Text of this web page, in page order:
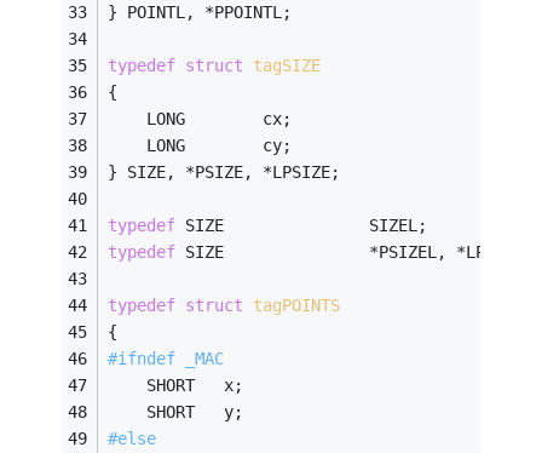
} POINTL, *PPOINTL;
typedef struct
tagSIZE
{
    LONG        cx;
    LONG        cy;
} SIZE, *PSIZE, *LPSIZE;
typedef SIZE               SIZEL;
typedef SIZE               *PSIZEL,
typedef struct
tagPOINTS
{
#ifndef _MAC
    SHORT   x;
    SHORT   y;
#else